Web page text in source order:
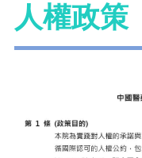
人權政策